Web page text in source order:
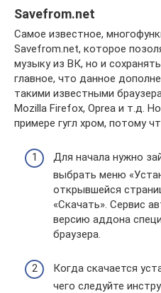
Savefrom.net
Самое известное,
Savefrom.net, которое
музыку из ВК, но и
главное, что данное
такими известными
Mozilla Firefox, Oprea и т.д.
примере гугл хром, потому
Для начала нужно
выбрать меню
открывшейся
«Скачать». Сервис
версию аддона
браузера.
Когда скачается
чего следуйте